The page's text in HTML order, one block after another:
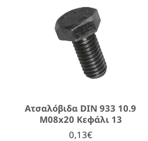
Ατσαλόβιδα DIN 933 10.9
M08x20 Κεφάλι 13
0,13€